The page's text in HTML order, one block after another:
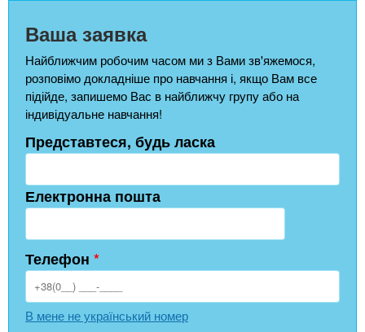
Ваша заявка
Найближчим робочим часом ми з Вами зв'яжемося,
розповімо докладніше про навчання і, якщо Вам все
підійде, запишемо Вас в найближчу групу або на
індивідуальне навчання!
Представтеся, будь ласка
Електронна пошта
Телефон *
В мене не український номер